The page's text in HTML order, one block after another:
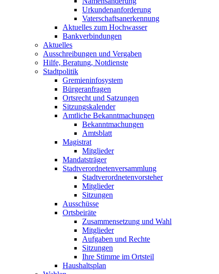
Urkundenanforderung
Vaterschaftsanerkennung
Aktuelles zum Hochwasser
Bankverbindungen
Aktuelles
Ausschreibungen und Vergaben
Hilfe, Beratung, Notdienste
Stadtpolitik
Gremieninfosystem
Bürgeranfragen
Ortsrecht und Satzungen
Sitzungskalender
Amtliche Bekanntmachungen
Bekanntmachungen
Amtsblatt
Magistrat
Mitglieder
Mandatsträger
Stadtverordnetenversammlung
Stadtverordnetenvorsteher
Mitglieder
Sitzungen
Ausschüsse
Ortsbeiräte
Zusammensetzung und Wahl
Mitglieder
Aufgaben und Rechte
Sitzungen
Ihre Stimme im Ortsteil
Haushaltsplan